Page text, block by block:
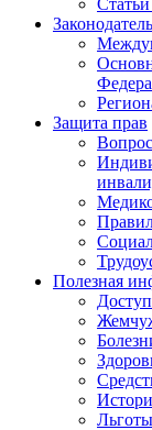
Защита прав
Полезная